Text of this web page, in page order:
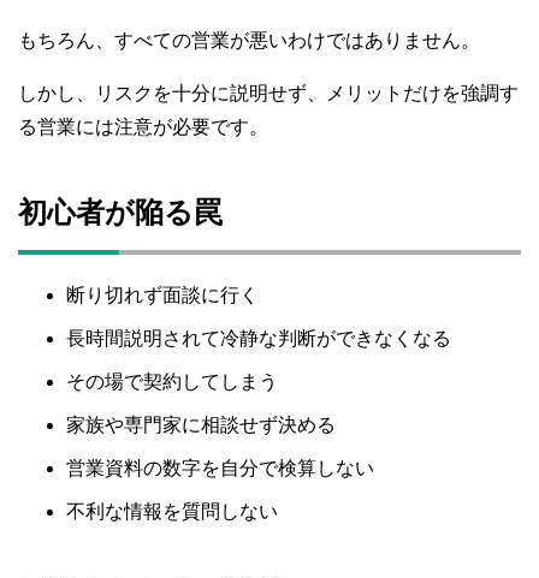
もちろん、すべての営業が悪いわけではありません。
しかし、リスクを十分に説明せず、メリットだけを強調す
る営業には注意が必要です。
初心者が陥る罠
断り切れず面談に行く
長時間説明されて冷静な判断ができなくなる
その場で契約してしまう
家族や専門家に相談せず決める
営業資料の数字を自分で検算しない
不利な情報を質問しない